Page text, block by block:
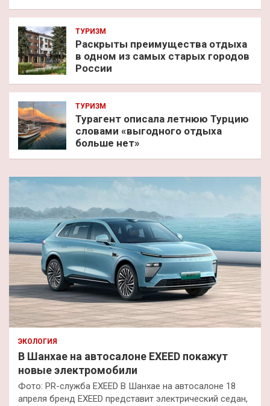
ТУРИЗМ
Раскрыты преимущества отдыха
в одном из самых старых городов
России
ТУРИЗМ
Турагент описала летнюю Турцию
словами «выгодного отдыха
больше нет»
ЭКОЛОГИЯ
В Шанхае на автосалоне EXEED покажут
новые электромобили
Фото: PR-служба EXEED В Шанхае на автосалоне 18
апреля бренд EXEED представит электрический седан,